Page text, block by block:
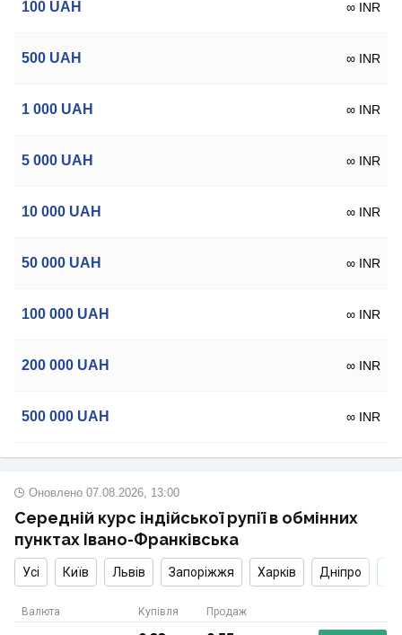
100 UAH ∞ INR
500 UAH ∞ INR
1 000 UAH ∞ INR
5 000 UAH ∞ INR
10 000 UAH ∞ INR
50 000 UAH ∞ INR
100 000 UAH ∞ INR
200 000 UAH ∞ INR
500 000 UAH ∞ INR
Середній курс індійської рупії в обмінних
пунктах Івано-Франківська
Оновлено 07.08.2026, 13:00
Усі Київ Львів Запоріжжя Харків Дніпро
Валюта Купівля Продаж